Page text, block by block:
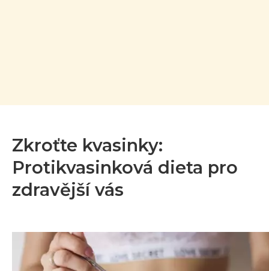
Zkroťte kvasinky:
Protikvasinková dieta pro
zdravější vás